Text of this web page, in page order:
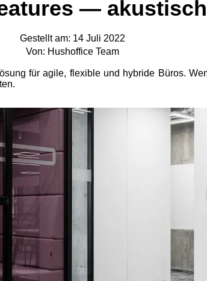
—
Gestellt am: 14 Juli 2022
Von: Hushoffice Team
für agile, flexible und hybride Büros.